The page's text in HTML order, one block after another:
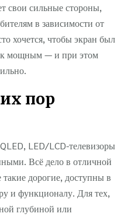
свои сильные стороны,
в зависимости от
хочется, чтобы экран был
мощным — и при этом
пор
LED/LCD-телевизоры
Всё дело в отличной
дорогие, доступны в
и функционалу. Для тех,
глубиной или